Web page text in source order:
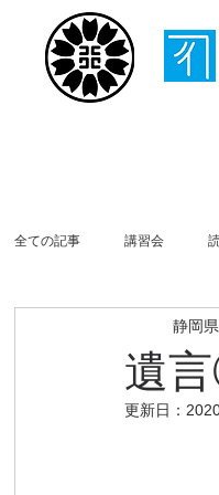
全ての記事 講習会
行政書士会伊豆支部
Business
遺
静岡
更新日：